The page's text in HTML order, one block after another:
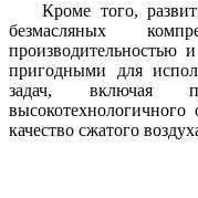
Кроме того,
безмасляных
производительностью
пригодными для
задач, включая
высокотехнологичного
качество сжатого